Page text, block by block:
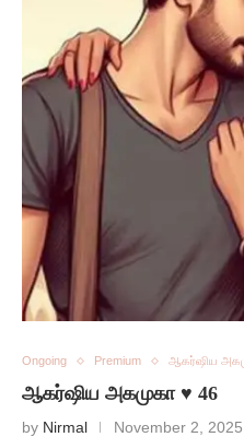
Ongoing Premium ஆகர்ஷிய
ஆகர்ஷிய அகமுகா ♥️ 46
by Nirmal November 2, 2025